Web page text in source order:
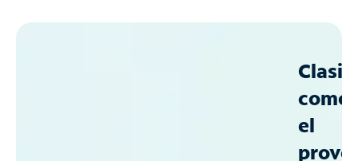
como
el